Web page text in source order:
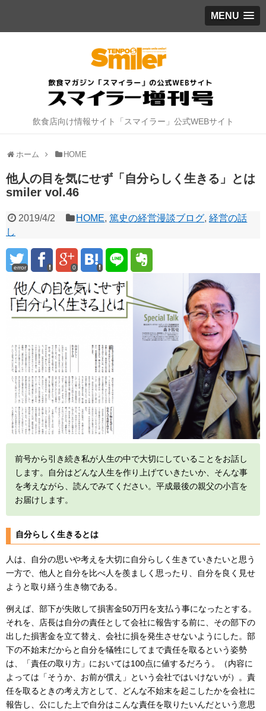
MENU
飲食店向け情報サイト「スマイラー」公式WEBサイト
ホーム HOME
他人の目を気にせず「自分らしく生きる」とは
smiler vol.46
2019/4/2 HOME,篤史の経営漫談ブログ,経営の話
し
error 0
前号から引き続き私が人生の中で大切にしていることをお話し
します。自分はどんな人生を作り上げていきたいか、そんな事
を考えながら、読んでみてください。平成最後の親父の小言を
お届けします。
自分らしく生きるとは
人は、自分の思いや考えを大切に自分らしく生きていきたいと思う
一方で、他人と自分を比べ人を羨ましく思ったり、自分を良く見せ
ようと取り繕う生き物である。
例えば、部下が失敗して損害金50万円を支払う事になったとする。
それを、店長は自分の責任として会社に報告する前に、その部下の
出した損害金を立て替え、会社に損を発生させないようにした。部
下の不始末だからと自分を犠牲にしてまで責任を取るという姿勢
は、「責任の取り方」においては100点に値するだろう。（内容に
よっては「そうか、お前が償え」という会社ではいけないが）。責
任を取るときの考え方として、どんな不始末を起こしたかを会社に
報告し、公にした上で自分はこんな責任を取りたいんだという意思